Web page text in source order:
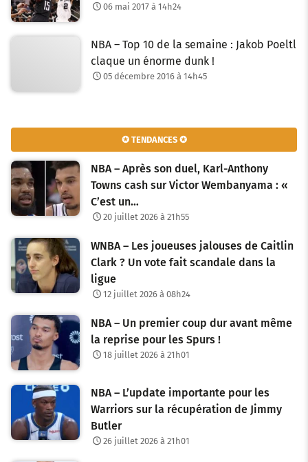
06 mai 2017 à 14h24
NBA – Top 10 de la semaine : Jakob Poeltl
claque un énorme dunk !
05 décembre 2016 à 14h45
✪ TENDANCES ✪
NBA – Après son duel, Karl-Anthony
Towns cash sur Victor Wembanyama : «
C’est un…
20 juillet 2026 à 21h55
WNBA – Les joueuses jalouses de Caitlin
Clark ? Un vote fait scandale dans la
ligue
12 juillet 2026 à 08h24
NBA – Un premier coup dur avant même
la reprise pour les Spurs !
18 juillet 2026 à 21h01
NBA – L’update importante pour les
Warriors sur la récupération de Jimmy
Butler
26 juillet 2026 à 21h01